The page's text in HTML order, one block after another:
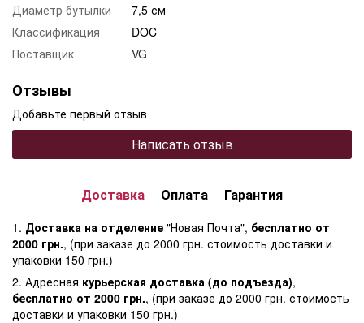
Диаметр бутылки
7,5 см
Классификация
DOC
Поставщик
VG
Отзывы
Добавьте первый отзыв
Написать отзыв
Доставка Оплата Гарантия
1. Доставка на отделение "Новая Почта", бесплатно от
2000 грн., (при заказе до 2000 грн. стоимость доставки и
упаковки 150 грн.)
2. Адресная курьерская доставка (до подъезда),
бесплатно от 2000 грн., (при заказе до 2000 грн. стоимость
доставки и упаковки 150 грн.)